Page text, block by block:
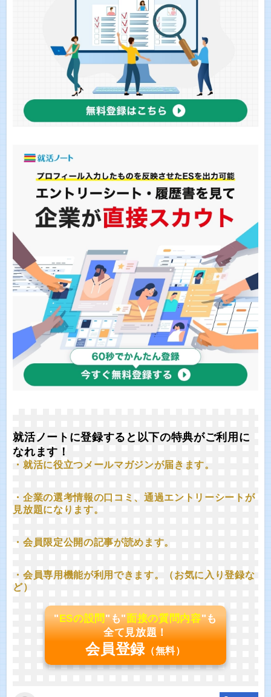
就活ノートに登録すると以下の特典がご利用に
なれます！
・就活に役立つメールマガジンが届きます。
・企業の選考情報の口コミ、通過エントリーシートが
見放題になります。
・会員限定公開の記事が読めます。
・会員専用機能が利用できます。（お気に入り登録な
ど）
"ESの設問"も"面接の質問内容"も
全て見放題！
会員登録 （無料）